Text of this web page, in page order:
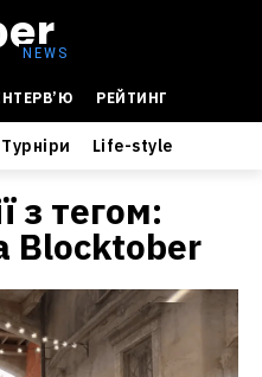
РЕЙТИНГ
Турніри Life-style
з тегом:
Blocktober